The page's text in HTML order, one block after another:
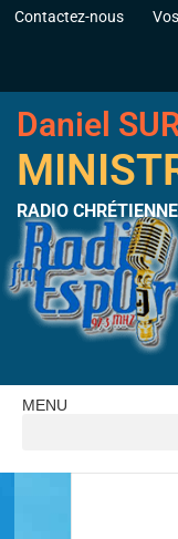
Contactez-nous
Daniel
RADIO CHRÉTIENNE